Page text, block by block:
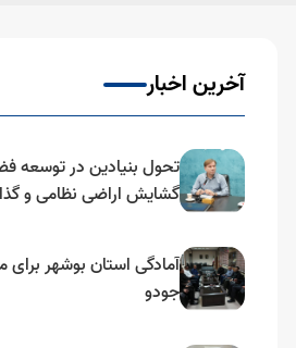
آخرین اخبار
تحول بنیادین در توسعه
گشایش اراضی نظامی و
آمادگی استان بوشهر برای
جودو